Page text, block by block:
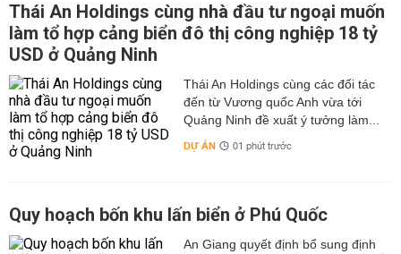
Thái An Holdings cùng nhà đầu tư ngoại muốn
làm tổ hợp cảng biển đô thị công nghiệp 18 tỷ
USD ở Quảng Ninh
Thái An Holdings cùng các đối tác
đến từ Vương quốc Anh vừa tới
Quảng Ninh đề xuất ý tưởng làm...
DỰ ÁN 01 phút trước
Quy hoạch bốn khu lấn biển ở Phú Quốc
An Giang quyết định bổ sung định